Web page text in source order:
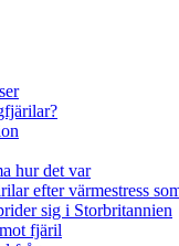
hur det var
efter värmestress
sig i Storbritannien
fjäril